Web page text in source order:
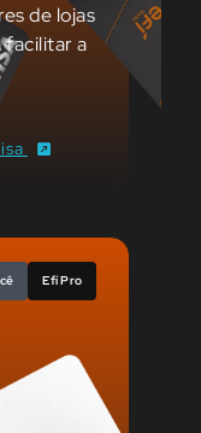
de lojas
facilitar a
Efí Pro